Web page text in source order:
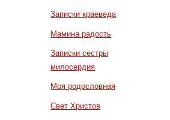
Записки краеведа
Мамина радость
Записки сестры
милосердия
Моя родословная
Свет Христов